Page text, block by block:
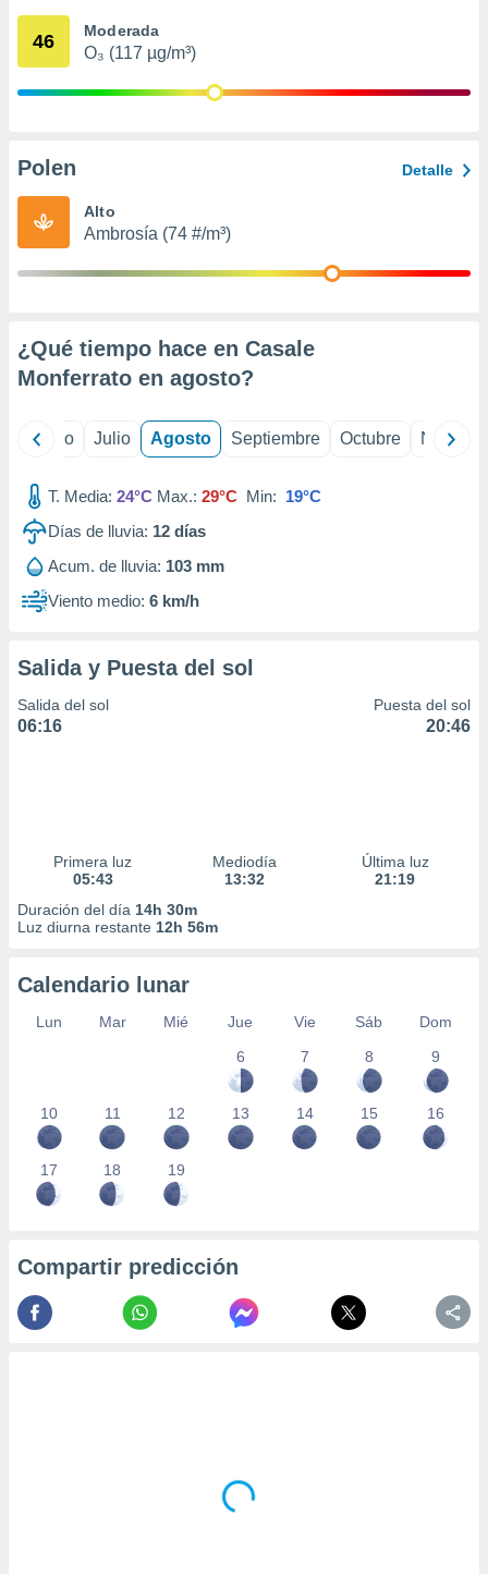
mediante
publicidad
de
46 Moderada
O₃ (117 µg/m³)
Polen Detalle
Alto
Ambrosía (74 #/m³)
¿Qué tiempo hace en Casale
Monferrato en agosto?
Junio Julio Agosto Septiembre Octubre
T. Media: 24°C Max.: 29°C Min: 19°C
Días de lluvia: 12 días
Acum. de lluvia: 103 mm
Viento medio: 6 km/h
Salida y Puesta del sol
Salida del sol
06:16
Puesta del sol
20:46
Primera luz
05:43
Mediodía
13:32
Última luz
21:19
Duración del día 14h 30m
Luz diurna restante 12h 56m
Calendario lunar
Lun Mar Mié Jue Vie Sáb
Dom
6
7 8 9
10 11 12 13 14 15 16
17 18 19
Compartir predicción